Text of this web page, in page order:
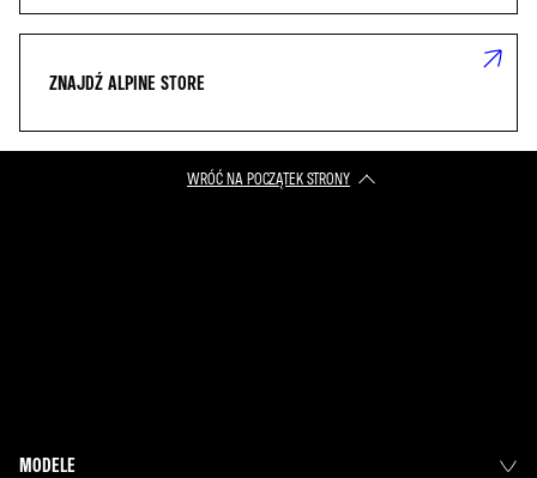
ZNAJDŹ ALPINE STORE
WRÓĆ NA POCZĄTEK STRONY
MODELE